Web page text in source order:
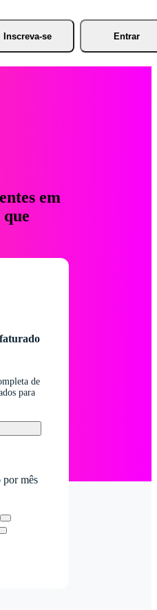
Inscreva-se Entrar
em
de
para
mês